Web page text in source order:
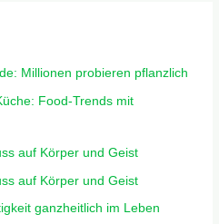
Millionen probieren pflanzlich
Food-Trends mit
auf Körper und Geist
auf Körper und Geist
ganzheitlich im Leben